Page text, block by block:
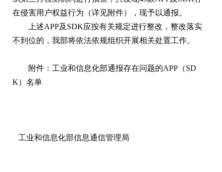
在侵害用户权益行为（详见附件），现予以通报。
上述APP及SDK应按有关规定进行整改，整改落实
不到位的，我部将依法依规组织开展相关处置工作。
附件：工业和信息化部通报存在问题的APP（SD
K）名单
工业和信息化部信息通信管理局